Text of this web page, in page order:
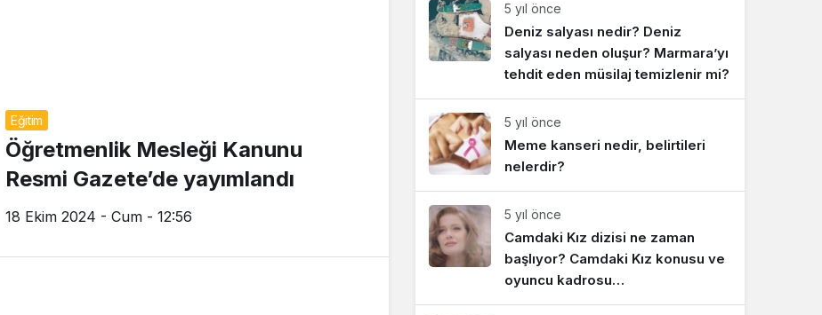
Eğitim
Öğretmenlik Mesleği Kanunu
Resmi Gazete’de yayımlandı
18 Ekim 2024 - Cum - 12:56
5 yıl önce
Deniz salyası nedir? Deniz
salyası neden oluşur? Marmara’yı
tehdit eden müsilaj temizlenir mi?
5 yıl önce
Meme kanseri nedir, belirtileri
nelerdir?
5 yıl önce
Camdaki Kız dizisi ne zaman
başlıyor? Camdaki Kız konusu ve
oyuncu kadrosu…